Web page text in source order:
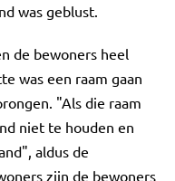
was geblust.
de bewoners heel
was een raam gaan
"Als die raam
niet te houden en
aldus de
zijn de bewoners